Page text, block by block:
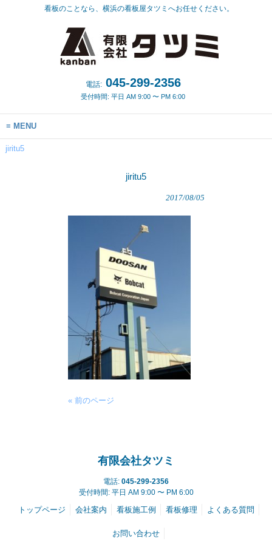
看板のことなら、横浜の看板屋タツミへお任せください。
電話:045-299-2356
受付時間: 平日 AM 9:00 〜 PM 6:00
MENU
jiritu5
jiritu5
2017/08/05
« 前のページ
有限会社タツミ
電話: 045-299-2356
受付時間: 平日 AM 9:00 〜 PM 6:00
トップページ 会社案内 看板施工例 看板修理 よくある質問
お問い合わせ